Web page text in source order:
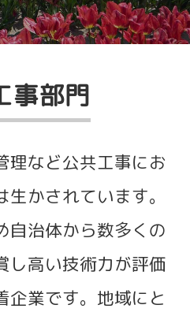
事部門
理など公共工事にお
かされています。
自治体から数多くの
し高い技術力が評価
業です。 地域にと